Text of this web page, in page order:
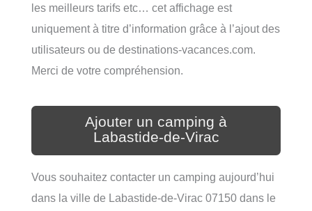
les meilleurs tarifs etc… cet affichage est
uniquement à titre d’information grâce à l’ajout des
utilisateurs ou de destinations-vacances.com.
Merci de votre compréhension.
Ajouter un camping à
Labastide-de-Virac
Vous souhaitez contacter un camping aujourd’hui
dans la ville de Labastide-de-Virac 07150 dans le